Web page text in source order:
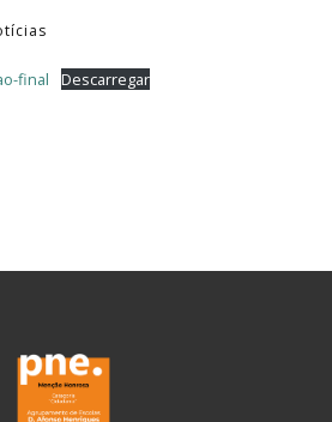
final Descarregar